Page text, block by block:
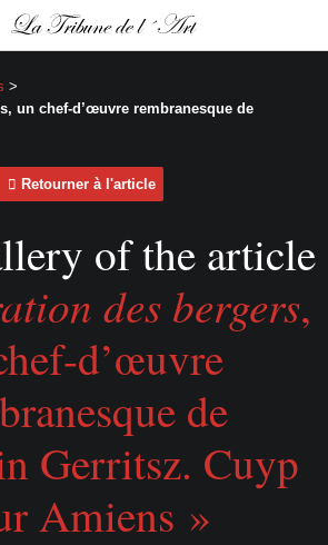
>
un chef-d’œuvre rembranesque de
Retourner à l'article
of the article
des bergers,
d’œuvre
de
Gerritsz. Cuyp
Amiens »